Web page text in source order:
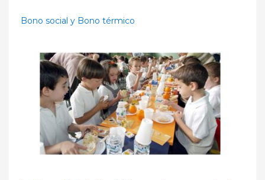
Bono social y Bono térmico